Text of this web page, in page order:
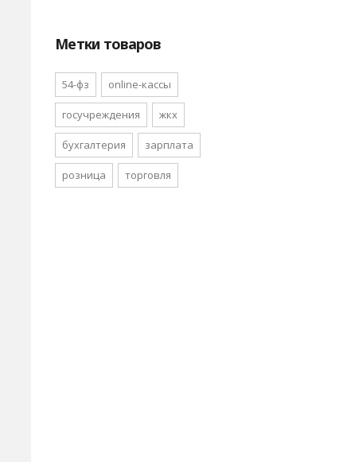
Метки товаров
54-фз online-кассы
госучреждения жкх
бухгалтерия зарплата
розница торговля